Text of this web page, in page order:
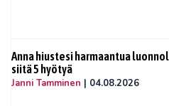
Anna hiustesi harmaantua
siitä 5 hyötyä
Janni Tamminen | 04.08.2026